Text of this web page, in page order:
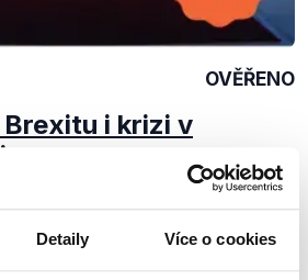
Detaily Více o cookies
OVĚŘENO
i krizi v
s Velkou Británií o jejím
mezinárodní právo na krizi v
jak vznikala koalice na